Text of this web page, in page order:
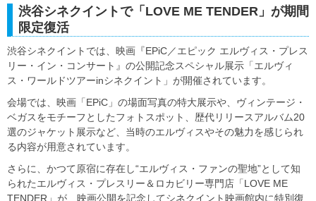
渋谷シネクイントで「LOVE ME TENDER」が期間
限定復活
渋谷シネクイントでは、映画『EPiC／エピック エルヴィス・プレス
リー・イン・コンサート』の公開記念スペシャル展示「エルヴィ
ス・ワールドツアーinシネクイント」が開催されています。
会場では、映画「EPiC」の場面写真の特大展示や、ヴィンテージ・
ベガスをモチーフとしたフォトスポット、歴代リリースアルバム20
選のジャケット展示など、当時のエルヴィスやその魅力を感じられ
る内容が用意されています。
さらに、かつて原宿に存在し“エルヴィス・ファンの聖地”として知
られたエルヴィス・プレスリー＆ロカビリー専門店「LOVE ME
TENDER」が、映画公開を記念してシネクイント映画館内に特別復